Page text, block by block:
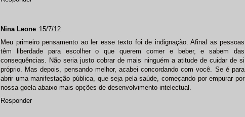
Nina Leone 15/7/12
Meu primeiro pensamento ao ler esse texto foi de indignação. Afinal as pessoas
têm liberdade para escolher o que querem comer e beber, e sabem das
consequências. Não seria justo cobrar de mais ninguém a atitude de cuidar de si
próprio. Mas depois, pensando melhor, acabei concordando com você. Se é para
abrir uma manifestação pública, que seja pela saúde, começando por empurar por
nossa goela abaixo mais opções de desenvolvimento intelectual.
Responder